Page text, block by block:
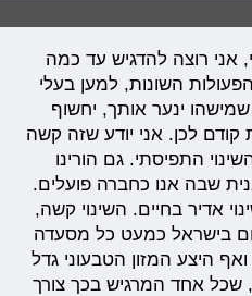
אני רוצה להדגיש עד כמה
השונות, למען בעלי
ינער אותך, יחשוף
קודם לכן. אני יודע שזה קשה
התפיסתי. גם הורינו
שבה אנו כחברה פועלים.
אדיר בחיים. השינוי קשה,
בישראל כמעט כל מסעדה
היצע המזון הטבעוני גדל
שכל אחד המרגיש בכך צורך